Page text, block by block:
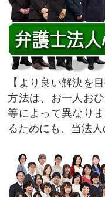
より良い解決を
方法は、お一人お
等によって異なり
るためにも、当法